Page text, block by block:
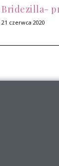
Bridezilla-
21 czerwca 2020